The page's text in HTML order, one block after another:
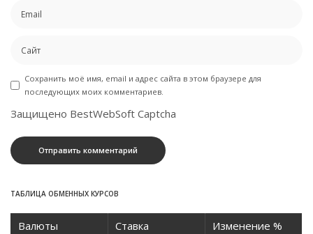
Сохранить моё имя, email и адрес сайта в этом браузере для
последующих моих комментариев.
Защищено BestWebSoft Captcha
ТАБЛИЦА ОБМЕННЫХ КУРСОВ
Валюты Ставка
Изменение %